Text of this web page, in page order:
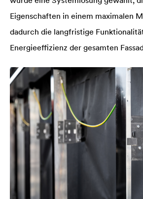
Eigenschaften in einem maximalen
dadurch die langfristige
Energieeffizienz der gesamten